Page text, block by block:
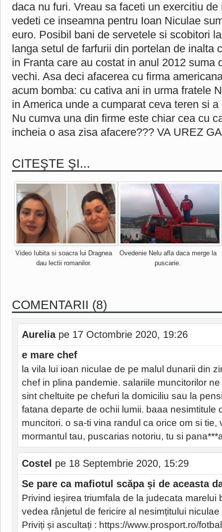
daca nu furi. Vreau sa faceti un exercitiu
vedeti ce inseamna pentru Ioan Niculae
euro. Posibil bani de servetele si scobitori
langa setul de farfurii din portelan de inalta
in Franta care au costat in anul 2012 suma
vechi. Asa deci afacerea cu firma
acum bomba: cu cativa ani in urma fratele
in America unde a cumparat ceva teren si
Nu cumva una din firme este chiar cea cu
incheia o asa zisa afacere??? VA UREZ
CITEŞTE ŞI...
Video Iubita si soacra lui Dragnea
dau lectii romanilor.
Ovedenie Nelu afla daca merge la
puscarie.
COMENTARII (8)
Aureliape 17 Octombrie 2020, 19:26
e mare chef
la vila lui ioan niculae de pe malul dunarii din
chef in plina pandemie. salariile muncitorilor
sint cheltuite pe chefuri la domiciliu sau la
fatana departe de ochii lumii. baaa nesimtitule
muncitori. o sa-ti vina randul ca orice om si tie,
mormantul tau, puscarias notoriu, tu si
Costel pe 18 Septembrie 2020, 15:29
Se pare ca mafiotul scăpa și de aceasta
Privind ieșirea triumfala de la judecata marelui
vedea rânjetul de fericire al nesimțitului
Priviți și ascultați : https://www.prosport.ro/